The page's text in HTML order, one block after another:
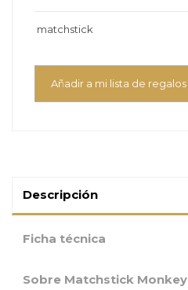
matchstick
Añadir a mi lista de regalos
Descripción
Ficha técnica
Sobre Matchstick Monkey